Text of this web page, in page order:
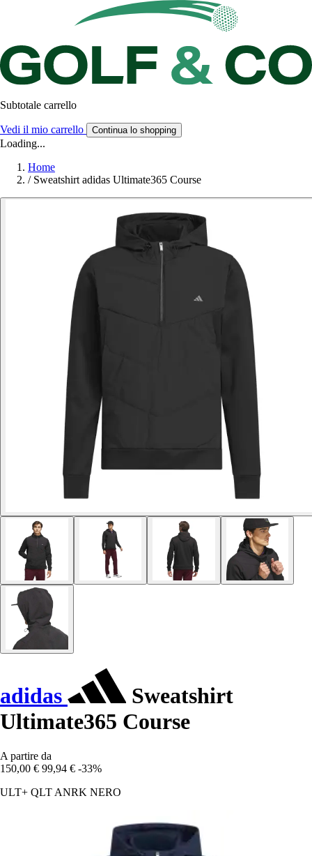
Subtotale carrello
Vedi il mio carrello Continua lo shopping
Loading...
Home
/ Sweatshirt adidas Ultimate365 Course
adidas
Sweatshirt
Ultimate365 Course
A partire da
150,00 € 99,94 € -33%
ULT+ QLT ANRK NERO